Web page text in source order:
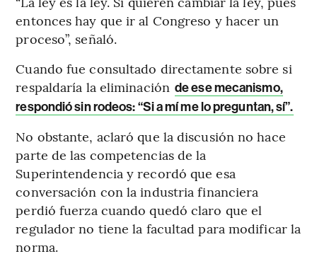
entonces hay que ir al Congreso y hacer un
proceso”, señaló.
Cuando fue consultado directamente sobre si
respaldaría la eliminación de ese mecanismo,
respondió sin rodeos: “Si a mí me lo preguntan, sí”.
No obstante, aclaró que la discusión no hace
parte de las competencias de la
Superintendencia y recordó que esa
conversación con la industria financiera
perdió fuerza cuando quedó claro que el
regulador no tiene la facultad para modificar la
norma.